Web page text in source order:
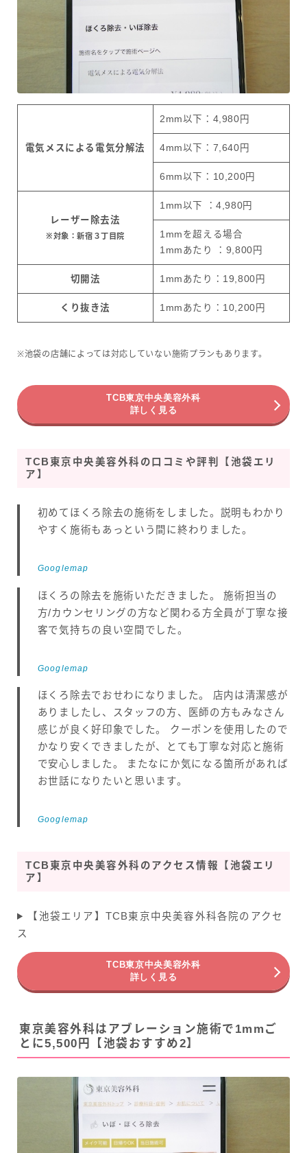
電気メスによる電気分解法
2mm以下：4,980円
4mm以下：7,640円
6mm以下：10,200円
レーザー除去法
※対象：新宿３丁目院
1mm以下 ：4,980円
1mmを超える場合
1mmあたり ：9,800円
切開法 1mmあたり：19,800円
くり抜き法 1mmあたり：10,200円
※池袋の店舗によっては対応していない施術プランもあります。
TCB東京中央美容外科
詳しく見る
TCB東京中央美容外科の口コミや評判【池袋エリ
ア】
初めてほくろ除去の施術をしました。説明もわかり
やすく施術もあっという間に終わりました。
Googlemap
ほくろの除去を施術いただきました。 施術担当の
方/カウンセリングの方など関わる方全員が丁寧な接
客で気持ちの良い空間でした。
Googlemap
ほくろ除去でおせわになりました。 店内は清潔感が
ありましたし、スタッフの方、医師の方もみなさん
感じが良く好印象でした。 クーポンを使用したので
かなり安くできましたが、とても丁寧な対応と施術
で安心しました。 またなにか気になる箇所があれば
お世話になりたいと思います。
Googlemap
TCB東京中央美容外科のアクセス情報【池袋エリ
ア】
【池袋エリア】TCB東京中央美容外科各院のアクセ
ス
TCB東京中央美容外科
詳しく見る
東京美容外科はアブレーション施術で1mmご
とに5,500円【池袋おすすめ2】